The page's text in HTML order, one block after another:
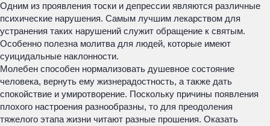
Одним из проявления тоски и депрессии являются различные
психические нарушения. Самым лучшим лекарством для
устранения таких нарушений служит обращение к святым.
Особенно полезна молитва для людей, которые имеют
суицидальные наклонности.
Молебен способен нормализовать душевное состояние
человека, вернуть ему жизнерадостность, а также дать
спокойствие и умиротворение. Поскольку причины появления
плохого настроения разнообразны, то для преодоления
тяжелого этапа жизни читают разные прошения. Оказать